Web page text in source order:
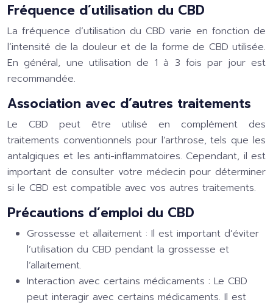
Fréquence d’utilisation du CBD
La fréquence d’utilisation du CBD varie en fonction de
l’intensité de la douleur et de la forme de CBD utilisée.
En général, une utilisation de 1 à 3 fois par jour est
recommandée.
Association avec d’autres traitements
Le CBD peut être utilisé en complément des
traitements conventionnels pour l’arthrose, tels que les
antalgiques et les anti-inflammatoires. Cependant, il est
important de consulter votre médecin pour déterminer
si le CBD est compatible avec vos autres traitements.
Précautions d’emploi du CBD
Grossesse et allaitement : Il est important d’éviter
l’utilisation du CBD pendant la grossesse et
l’allaitement.
Interaction avec certains médicaments : Le CBD
peut interagir avec certains médicaments. Il est